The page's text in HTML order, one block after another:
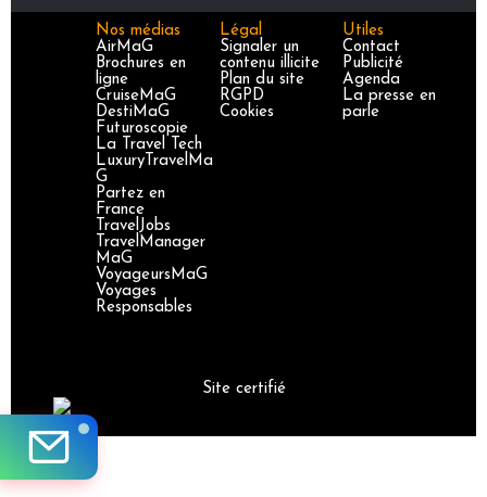
Nos médias
AirMaG
Brochures en
ligne
CruiseMaG
DestiMaG
Futuroscopie
La Travel Tech
LuxuryTravelMa
G
Partez en
France
TravelJobs
TravelManager
MaG
VoyageursMaG
Voyages
Responsables
Légal
Signaler un
contenu illicite
Plan du site
RGPD
Cookies
Utiles
Contact
Publicité
Agenda
La presse en
parle
Site certifié